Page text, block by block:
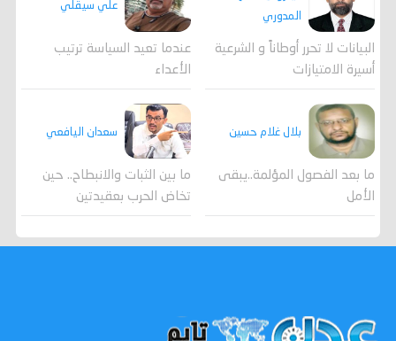
المدوري
البيانات لا تحرر أوطاناً و الشرعية
أسيرة الامتيازات
علي سيقلي
عندما تعيد السياسة ترتيب
الأعداء
بلال غلام حسين
ما بعد الفصول المؤلمة..يبقى
الأمل
سعدان اليافعي
ما بين الثبات والانبطاح.. حين
تخاض الحرب بعقيدتين